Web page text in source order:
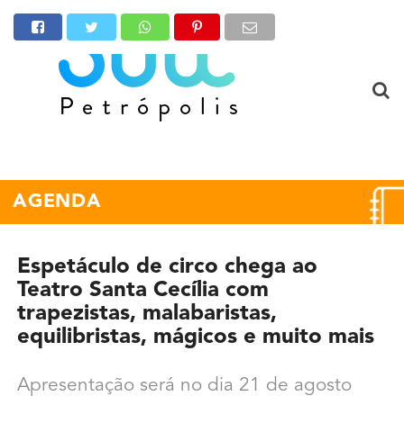
AGENDA
Espetáculo de circo chega ao
Teatro Santa Cecília com
trapezistas, malabaristas,
equilibristas, mágicos e muito mais
Apresentação será no dia 21 de agosto